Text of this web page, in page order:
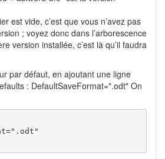
est vide, c’est que vous n’avez pas
; voyez donc dans l’arborescence
version installée, c’est là qu’il faudra
par défaut, en ajoutant une ligne
: DefaultSaveFormat=".odt" On